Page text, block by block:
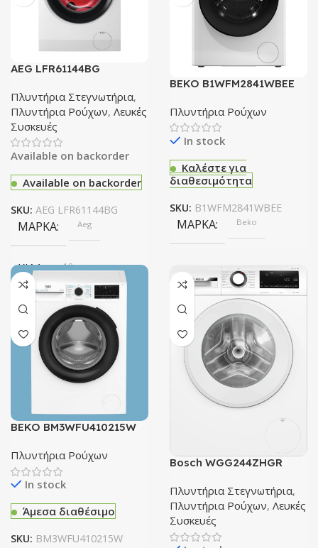
AEG LFR61144BG
Πλυντήρια Στεγνωτήρια,
Πλυντήρια Ρούχων, Λευκές
Συσκευές
Available on backorder
Available on backorder
SKU: AEG LFR61144BG
ΜΆΡΚΑ Aeg
ΚΙΛΆ 10
ΛΕΙΤΟΥΡΓΊΑ ΑΤΜΟΎ
Όχι
ΤΎΠΟΣ ΠΛΥΝΤΗΡΊΟΥ
Εμπρόσθιας Φόρτωσης
ΣΤΡΟΦΈΣ 1400
WIFI
BEKO B1WFM2841WBEE
Πλυντήρια Ρούχων
In stock
Καλέστε για
διαθεσιμότητα
SKU: B1WFM2841WBEE
ΜΆΡΚΑ Beko
BEKO BM3WFU410215W
Πλυντήρια Ρούχων
In stock
Άμεσα διαθέσιμο
SKU: BM3WFU410215W
Bosch WGG244ZHGR
Ατμού πλυντήριο ρούχων
9kg Ατμού
Πλυντήρια Στεγνωτήρια,
Πλυντήρια Ρούχων, Λευκές
Συσκευές